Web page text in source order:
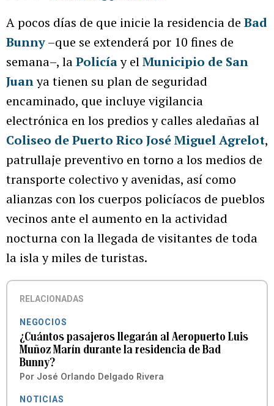
A pocos días de que inicie la residencia de Bad
Bunny–que se extenderá por 10 fines de
semana–, laPolicíay elMunicipio de San
Juanya tienen su plan de seguridad
encaminado, que incluye vigilancia
electrónica en los predios y calles aledañas al
Coliseo de Puerto Rico José Miguel Agrelot,
patrullaje preventivo en torno a los medios de
transporte colectivo y avenidas, así como
alianzas con los cuerpos policíacos de pueblos
vecinos ante el aumento en la actividad
nocturna con la llegada de visitantes de toda
la isla y miles de turistas.
RELACIONADAS
NEGOCIOS
¿Cuántos pasajeros llegarán al Aeropuerto Luis
Muñoz Marín durante la residencia de Bad
Bunny?
Por José Orlando Delgado Rivera
NOTICIAS